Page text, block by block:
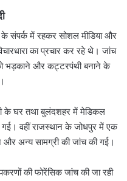
के संपर्क में रहकर सोशल मीडिया और
का प्रचार कर रहे थे। जांच
भड़काने और कट्टरपंथी बनाने के
के घर तथा बुलंदशहर में मेडिकल
गई। वहीं राजस्थान के जोधपुर में एक
अन्य सामग्री की जांच की गई।
की फोरेंसिक जांच की जा रही